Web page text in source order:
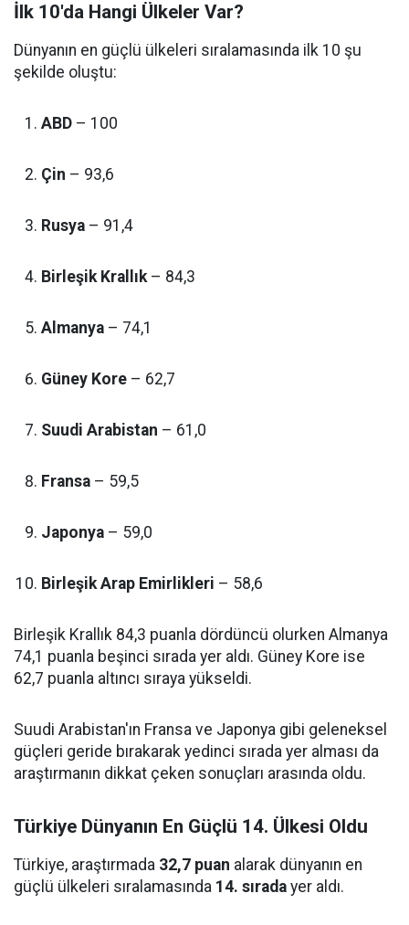
İlk 10'da Hangi Ülkeler Var?
Dünyanın en güçlü ülkeleri sıralamasında ilk 10 şu
şekilde oluştu:
ABD – 100
Çin – 93,6
Rusya – 91,4
Birleşik Krallık– 84,3
Almanya – 74,1
Güney Kore – 62,7
Suudi Arabistan – 61,0
Fransa – 59,5
Japonya – 59,0
Birleşik Arap Emirlikleri – 58,6
Birleşik Krallık 84,3 puanla dördüncü olurken Almanya
74,1 puanla beşinci sırada yer aldı. Güney Kore ise
62,7 puanla altıncı sıraya yükseldi.
Suudi Arabistan'ın Fransa ve Japonya gibi geleneksel
güçleri geride bırakarak yedinci sırada yer alması da
araştırmanın dikkat çeken sonuçları arasında oldu.
Türkiye Dünyanın En Güçlü 14. Ülkesi Oldu
Türkiye, araştırmada 32,7 puan alarak dünyanın en
güçlü ülkeleri sıralamasında 14. sırada yer aldı.